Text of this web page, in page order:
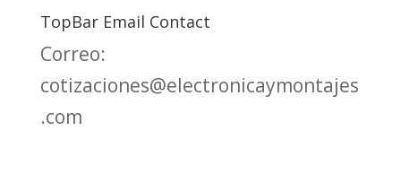
TopBar Email Contact
Correo:
cotizaciones@electronicaymontajes
.com